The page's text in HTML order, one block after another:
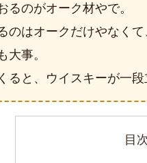
るのがオーク材やで。
のはオークだけやなく
大事。
ると、ウイスキーが一段
目次